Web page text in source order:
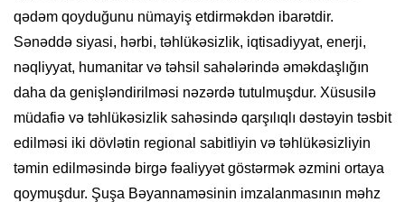
qədəm qoyduğunu nümayiş etdirməkdən ibarətdir.
Sənəddə siyasi, hərbi, təhlükəsizlik, iqtisadiyyat, enerji,
nəqliyyat, humanitar və təhsil sahələrində əməkdaşlığın
daha da genişləndirilməsi nəzərdə tutulmuşdur. Xüsusilə
müdafiə və təhlükəsizlik sahəsində qarşılıqlı dəstəyin təsbit
edilməsi iki dövlətin regional sabitliyin və təhlükəsizliyin
təmin edilməsində birgə fəaliyyət göstərmək əzmini ortaya
qoymuşdur. Şuşa Bəyannaməsinin imzalanmasının məhz